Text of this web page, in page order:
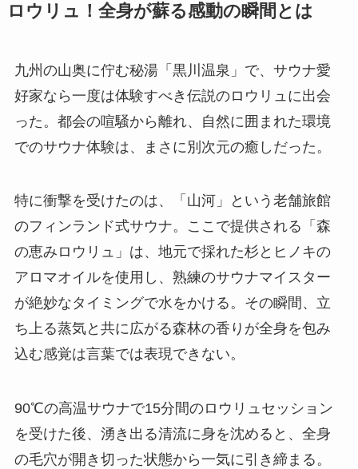
ロウリュ！全身が蘇る感動の瞬間とは
九州の山奥に佇む秘湯「黒川温泉」で、サウナ愛
好家なら一度は体験すべき伝説のロウリュに出会
った。都会の喧騒から離れ、自然に囲まれた環境
でのサウナ体験は、まさに別次元の癒しだった。
特に衝撃を受けたのは、「山河」という老舗旅館
のフィンランド式サウナ。ここで提供される「森
の恵みロウリュ」は、地元で採れた杉とヒノキの
アロマオイルを使用し、熟練のサウナマイスター
が絶妙なタイミングで水をかける。その瞬間、立
ち上る蒸気と共に広がる森林の香りが全身を包み
込む感覚は言葉では表現できない。
90℃の高温サウナで15分間のロウリュセッション
を受けた後、湧き出る清流に身を沈めると、全身
の毛穴が開き切った状態から一気に引き締まる。